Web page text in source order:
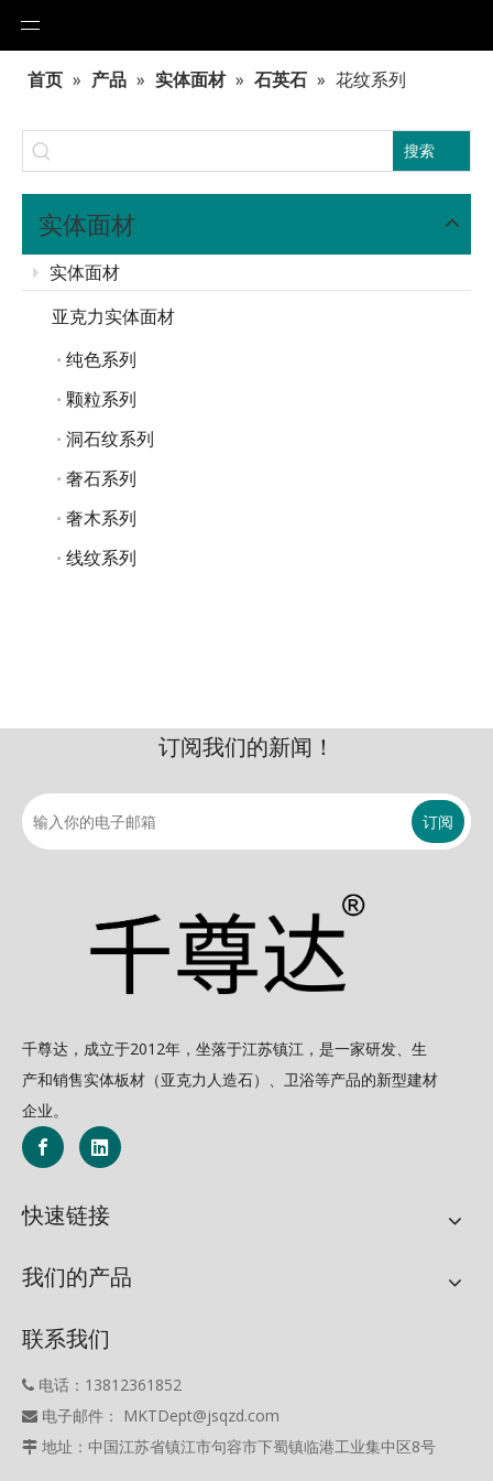
首页 » 产品 » 实体面材 » 石英石 » 花纹系列
搜索
实体面材
实体面材
亚克力实体面材
纯色系列
颗粒系列
洞石纹系列
奢石系列
奢木系列
线纹系列
订阅我们的新闻！
订阅
千尊达，成立于2012年，坐落于江苏镇江，是一家研发、生
产和销售实体板材（亚克力人造石）、卫浴等产品的新型建材
企业。
快速链接
我们的产品
联系我们
 电话：13812361852
 电子邮件： MKTDept@jsqzd.com
 地址：中国江苏省镇江市句容市下蜀镇临港工业集中区8号